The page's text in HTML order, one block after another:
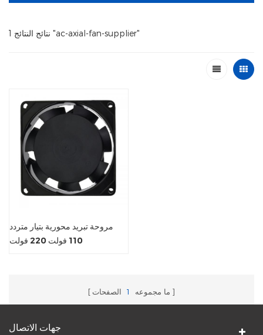
1 نتائج النتائج "ac-axial-fan-supplier"
مروحة تبريد محورية بتيار متردد
110 فولت 220 فولت
ما مجموعه 1 الصفحات
جهات الاتصال